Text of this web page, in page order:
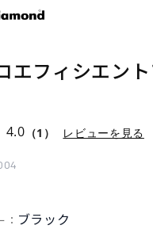
エフィシエン
4.0 （1） レビューを見る
： ブラック